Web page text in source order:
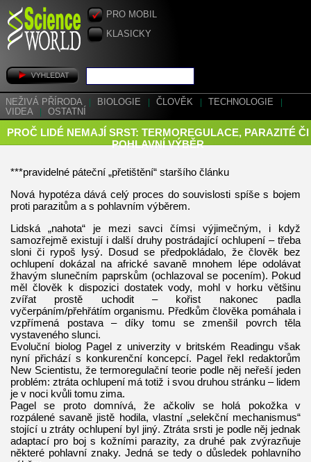
PRO MOBIL
KLASICKY
NEŽIVÁ PŘÍRODA BIOLOGIE ČLOVĚK TECHNOLOGIE
VIDEA
OSTATNÍ
PROČ LIDÉ NEMAJÍ SRST: TERMOREGULACE, PARAZITÉ ČI
POHLAVNÍ VÝBĚR
***pravidelné páteční „přetištění“ staršího článku
Nová hypotéza dává celý proces do souvislosti spíše s bojem
proti parazitům a s pohlavním výběrem.
Lidská „nahota“ je mezi savci čímsi výjimečným, i když
samozřejmě existují i další druhy postrádající ochlupení – třeba
sloni či rypoš lysý. Dosud se předpokládalo, že člověk bez
ochlupení dokázal na africké savaně mnohem lépe odolávat
žhavým slunečním paprskům (ochlazoval se pocením). Pokud
měl člověk k dispozici dostatek vody, mohl v horku většinu
zvířat prostě uchodit – kořist nakonec padla
vyčerpáním/přehřátím organismu. Předkům člověka pomáhala i
vzpřímená postava – díky tomu se zmenšil povrch těla
vystaveného slunci.
Evoluční biolog Pagel z univerzity v britském Readingu však
nyní přichází s konkurenční koncepcí. Pagel řekl redaktorům
New Scientistu, že termoregulační teorie podle něj neřeší jeden
problém: ztráta ochlupení má totiž i svou druhou stránku – lidem
je v noci kvůli tomu zima.
Pagel se proto domnívá, že ačkoliv se holá pokožka v
rozpálené savaně jistě hodila, vlastní „selekční mechanismus“
stojící u ztráty ochlupení byl jiný. Ztráta srsti je podle něj jednak
adaptací pro boj s kožními parazity, za druhé pak zvýrazňuje
některé pohlavní znaky. Jedná se tedy o důsledek pohlavního